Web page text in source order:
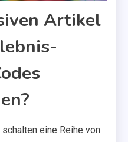
Artikel
eine Reihe von